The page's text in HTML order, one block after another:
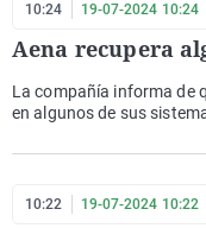
10:24 19-07-2024 10:24
Aena recupera
La compañía informa de
en algunos de sus
10:22 19-07-2024 10:22